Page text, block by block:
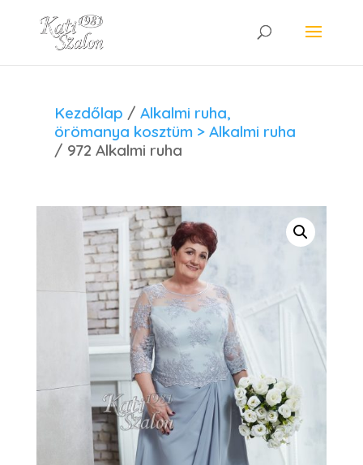
Kezdőlap /Alkalmi ruha,
örömanya kosztüm > Alkalmi ruha
/ 972 Alkalmi ruha